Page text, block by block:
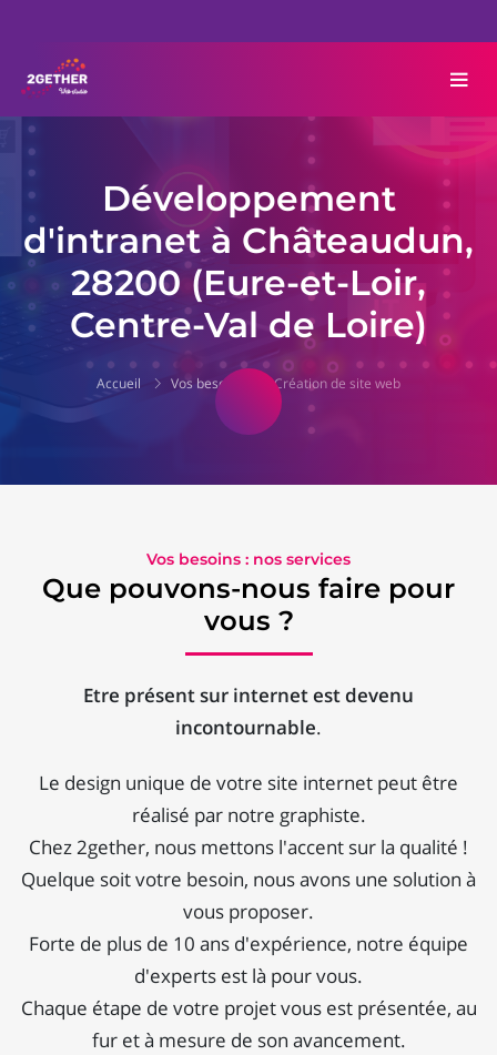
Développement
d'intranet à Châteaudun,
28200 (Eure-et-Loir,
Centre-Val de Loire)
Accueil Vos besoins Création de site web
Vos besoins : nos services
Que pouvons-nous faire pour
vous ?
Etre présent sur internet est devenu
incontournable.
Le design unique de votre site internet peut être
réalisé par notre graphiste.
Chez 2gether, nous mettons l'accent sur la qualité !
Quelque soit votre besoin, nous avons une solution à
vous proposer.
Forte de plus de 10 ans d'expérience, notre équipe
d'experts est là pour vous.
Chaque étape de votre projet vous est présentée, au
fur et à mesure de son avancement.